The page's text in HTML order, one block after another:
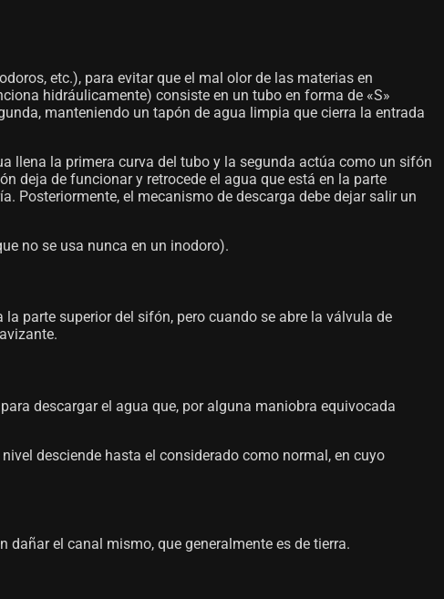
etc.), para evitar que el mal olor de las materias en
hidráulicamente) consiste en un tubo en forma de «S»
manteniendo un tapón de agua limpia que cierra la entrada
llena la primera curva del tubo y la segunda actúa como un sifón
deja de funcionar y retrocede el agua que está en la parte
Posteriormente, el mecanismo de descarga debe dejar salir un
no se usa nunca en un inodoro).
parte superior del sifón, pero cuando se abre la válvula de
descargar el agua que, por alguna maniobra equivocada
desciende hasta el considerado como normal, en cuyo
el canal mismo, que generalmente es de tierra.